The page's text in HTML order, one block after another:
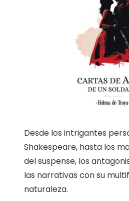
Desde los intrigantes
Shakespeare, hasta los
del suspense, los
las narrativas con su
naturaleza.